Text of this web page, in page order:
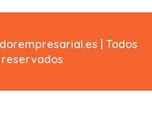
| Todos